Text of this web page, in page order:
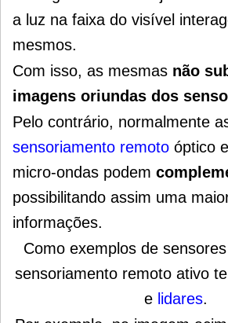
a luz na faixa do visível
mesmos.
Com isso, as mesmas não
imagens oriundas dos
Pelo contrário, normalmente
sensoriamento remoto óptico
micro-ondas podem
possibilitando assim uma
informações.
Como exemplos de
sensoriamento remoto ativo
e lidares.